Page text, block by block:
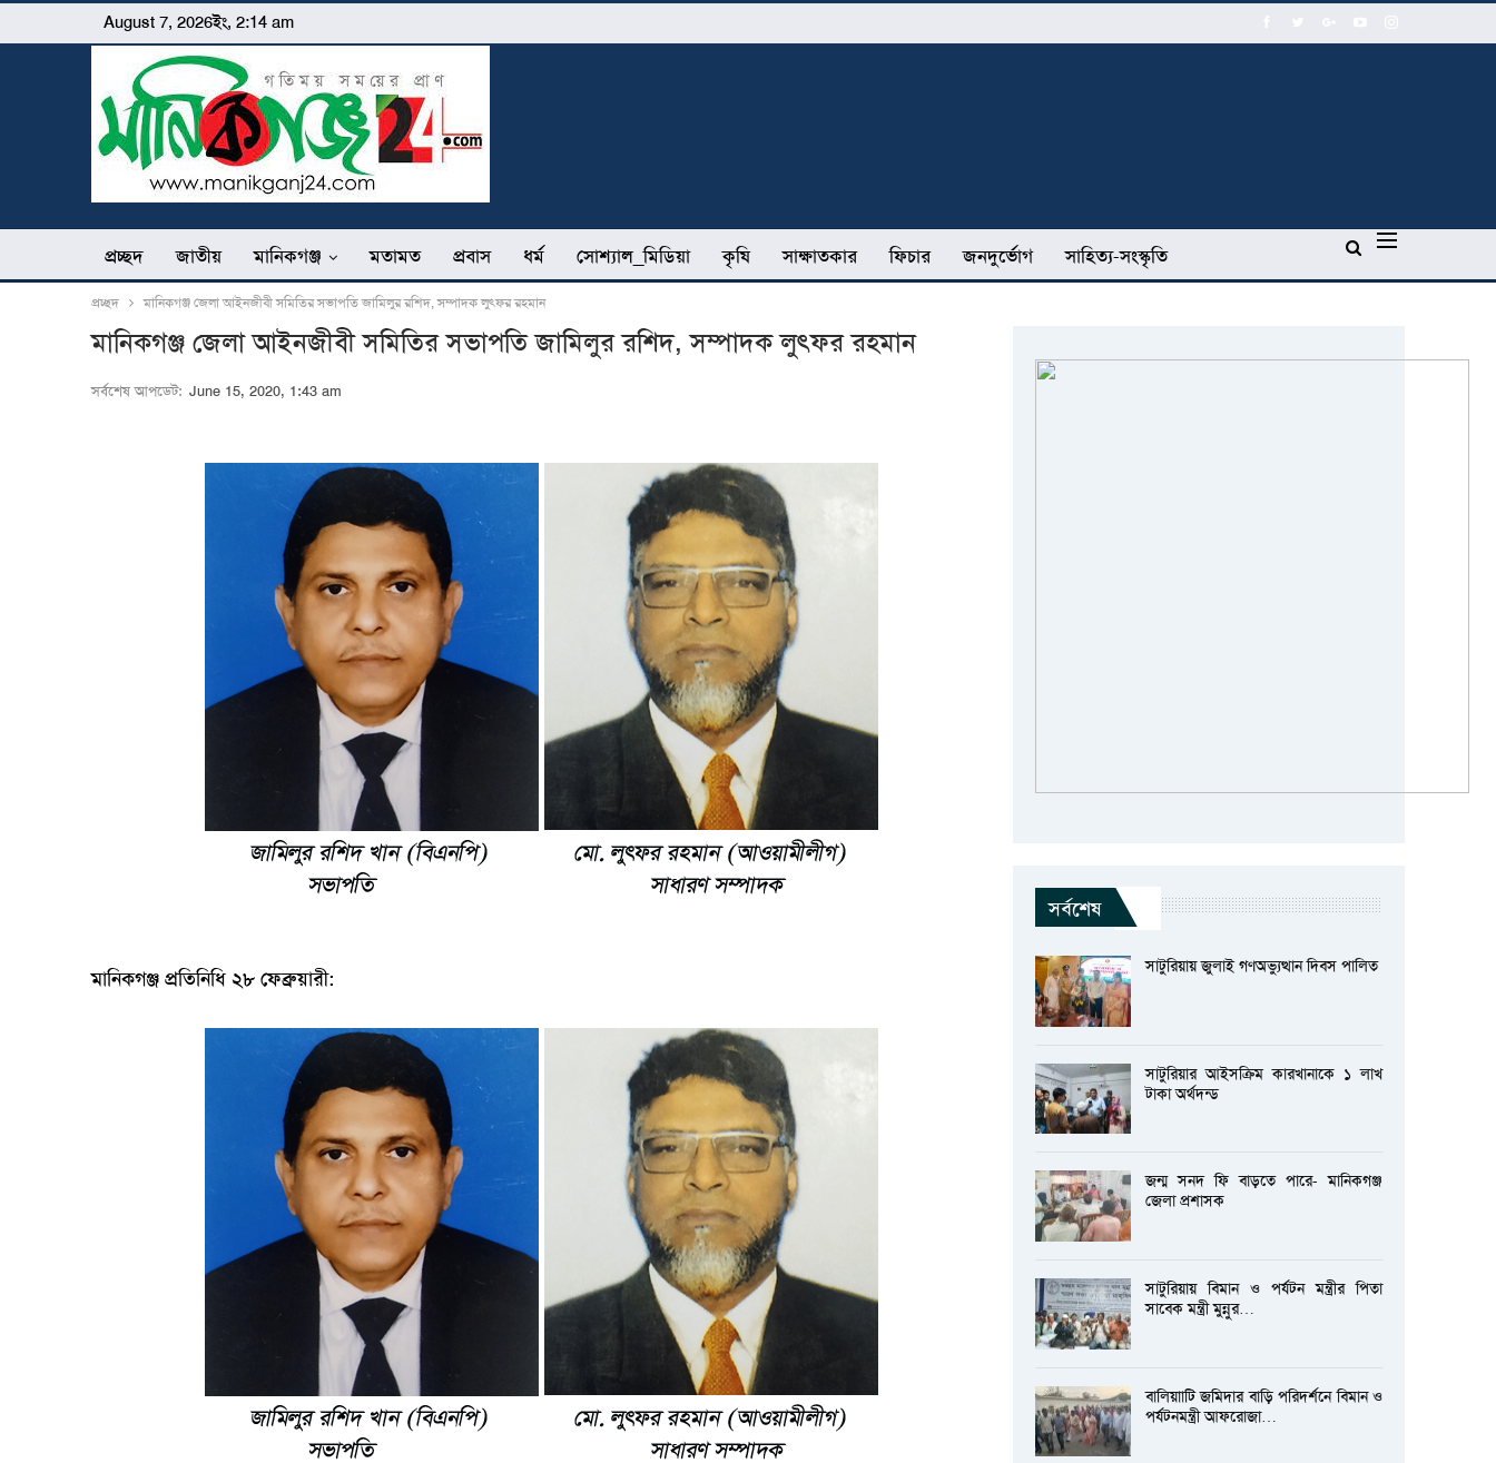
August 7, 2026ইং, 2:14 am
প্রচ্ছদ জাতীয় মানিকগঞ্জ মতামত প্রবাস ধর্ম সোশ্যাল_মিডিয়া কৃষি সাক্ষাতকার ফিচার জনদুর্ভোগ সাহিত্য-সংস্কৃতি
প্রচ্ছদ মানিকগঞ্জ জেলা আইনজীবী সমিতির সভাপতি জামিলুর রশিদ, সম্পাদক লুৎফর রহমান
মানিকগঞ্জ জেলা আইনজীবী সমিতির সভাপতি জামিলুর রশিদ, সম্পাদক লুৎফর রহমান
সর্বশেষ আপডেট: June 15, 2020, 1:43 am
মানিকগঞ্জ প্রতিনিধি ২৮ ফেব্রুয়ারী:
সর্বশেষ
সাটুরিয়ায় জুলাই গণঅভ্যুত্থান দিবস পালিত
সাটুরিয়ার আইসক্রিম কারখানাকে ১ লাখ
টাকা অর্থদন্ড
জন্ম সনদ ফি বাড়তে পারে- মানিকগঞ্জ
জেলা প্রশাসক
সাটুরিয়ায় বিমান ও পর্যটন মন্ত্রীর পিতা
সাবেক মন্ত্রী মুন্নুর…
বালিয়াাটি জমিদার বাড়ি পরিদর্শনে বিমান ও
পর্যটনমন্ত্রী আফরোজা…